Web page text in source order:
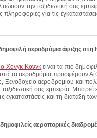
την ταξιδιωτική σας
πληροφορίες για τις
δημοφιλή αεροδρόμια άφιξης
Χονγκ Κονγκ είναι τα πιο
τα αεροδρόμια προσφέρουν
Ξενοδοχείο αεροδρομίου και
σας εμπειρία.
εγκαταστάσεις και τη διάταξη
δημοφιλείς αεροπορικές